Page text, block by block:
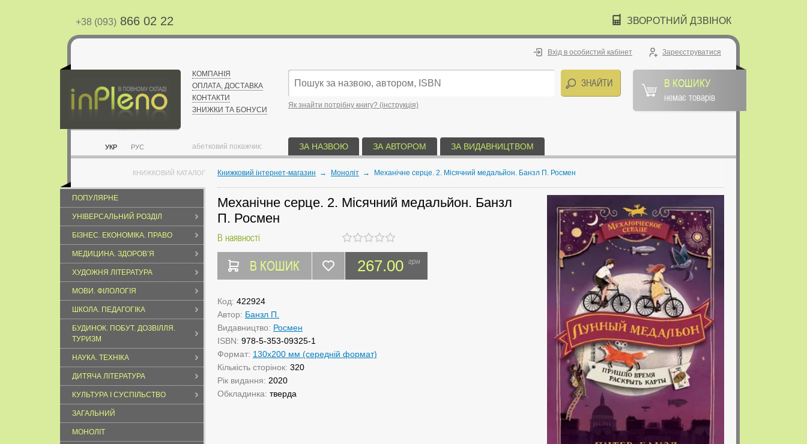
+38 (093) 866 02 22 ЗВОРОТНИЙ ДЗВІНОК
УКР РУС
КОМПАНІЯ
ОПЛАТА, ДОСТАВКА
КОНТАКТИ
ЗНИЖКИ ТА БОНУСИ
Вхід в особистий кабінет Зареєструватися
Як знайти потрібну книгу? (інструкція)
В КОШИКУ
немає товарів
абетковий покажчик: ЗА НАЗВОЮ ЗА АВТОРОМ ЗА ВИДАВНИЦТВОМ
КНИЖКОВИЙ КАТАЛОГ
ПОПУЛЯРНЕ
УНІВЕРСАЛЬНИЙ РОЗДІЛ
БІЗНЕС. ЕКОНОМІКА. ПРАВО
МЕДИЦИНА. ЗДОРОВ’Я
ХУДОЖНЯ ЛІТЕРАТУРА
МОВИ. ФІЛОЛОГІЯ
ШКОЛА. ПЕДАГОГІКА
БУДИНОК. ПОБУТ. ДОЗВІЛЛЯ.
ТУРИЗМ
НАУКА. ТЕХНІКА
ДИТЯЧА ЛІТЕРАТУРА
КУЛЬТУРА І СУСПІЛЬСТВО
ЗАГАЛЬНИЙ
МОНОЛІТ
Книжковий інтернет-магазин → Моноліт → Механічне серце. 2. Місячний медальйон. Банзл П. Росмен
Механічне серце. 2. Місячний медальйон. Банзл
П. Росмен
В наявності
В КОШИК 267.00 грн
Код: 422924
Автор: Банзл П.
Видавництво: Росмен
ISBN: 978-5-353-09325-1
Формат: 130х200 мм (середній формат)
Кількість сторінок: 320
Рік видання: 2020
Обкладинка: тверда